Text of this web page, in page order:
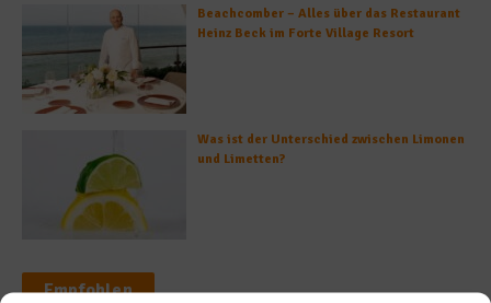
Beachcomber – Alles über das Restaurant
Heinz Beck im Forte Village Resort
Was ist der Unterschied zwischen Limonen
und Limetten?
Empfohlen